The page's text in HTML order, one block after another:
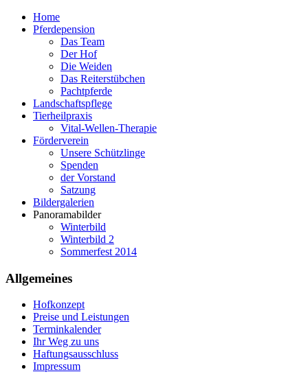
Home
Pferdepension
Das Team
Der Hof
Die Weiden
Das Reiterstübchen
Pachtpferde
Landschaftspflege
Tierheilpraxis
Vital-Wellen-Therapie
Förderverein
Unsere Schützlinge
Spenden
der Vorstand
Satzung
Bildergalerien
Panoramabilder
Winterbild
Winterbild 2
Sommerfest 2014
Allgemeines
Hofkonzept
Preise und Leistungen
Terminkalender
Ihr Weg zu uns
Haftungsausschluss
Impressum